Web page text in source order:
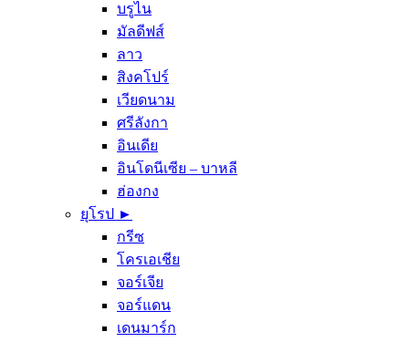
บรูไน
มัลดีฟส์
ลาว
สิงคโปร์
เวียดนาม
ศรีลังกา
อินเดีย
อินโดนีเซีย – บาหลี
ฮ่องกง
ยุโรป ►
กรีซ
โครเอเชีย
จอร์เจีย
จอร์แดน
เดนมาร์ก